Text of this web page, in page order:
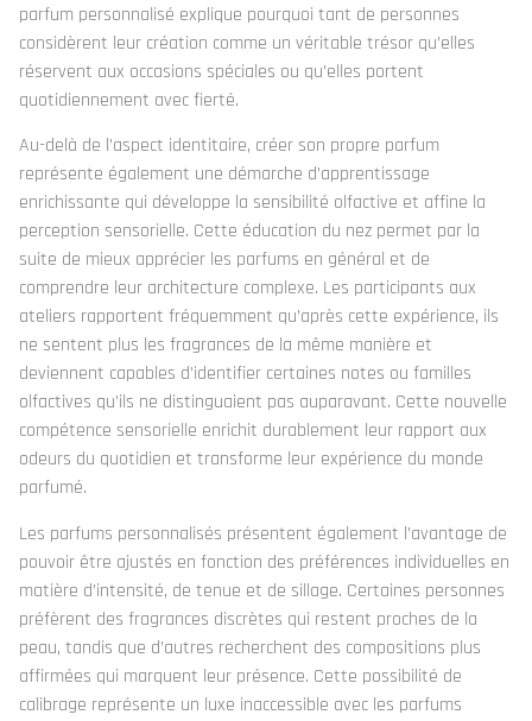
parfum personnalisé explique pourquoi tant de personnes
considèrent leur création comme un véritable trésor qu’elles
réservent aux occasions spéciales ou qu’elles portent
quotidiennement avec fierté.
Au-delà de l’aspect identitaire, créer son propre parfum
représente également une démarche d’apprentissage
enrichissante qui développe la sensibilité olfactive et affine la
perception sensorielle. Cette éducation du nez permet par la
suite de mieux apprécier les parfums en général et de
comprendre leur architecture complexe. Les participants aux
ateliers rapportent fréquemment qu’après cette expérience, ils
ne sentent plus les fragrances de la même manière et
deviennent capables d’identifier certaines notes ou familles
olfactives qu’ils ne distinguaient pas auparavant. Cette nouvelle
compétence sensorielle enrichit durablement leur rapport aux
odeurs du quotidien et transforme leur expérience du monde
parfumé.
Les parfums personnalisés présentent également l’avantage de
pouvoir être ajustés en fonction des préférences individuelles en
matière d’intensité, de tenue et de sillage. Certaines personnes
préfèrent des fragrances discrètes qui restent proches de la
peau, tandis que d’autres recherchent des compositions plus
affirmées qui marquent leur présence. Cette possibilité de
calibrage représente un luxe inaccessible avec les parfums